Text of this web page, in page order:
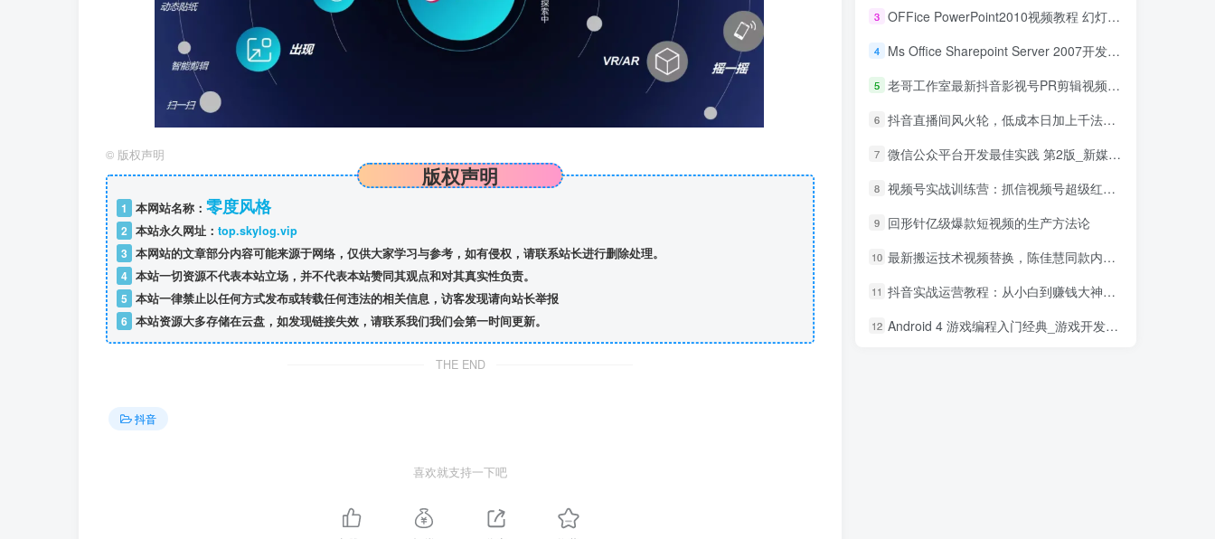
© 版权声明
版权声明
1 本网站名称： 零度风格
2 本站永久网址： top.skylog.vip
3 本网站的文章部分内容可能来源于网络，仅供大家学习与参考，如有侵权，请联系站长进行删除处理。
4 本站一切资源不代表本站立场，并不代表本站赞同其观点和对其真实性负责。
5 本站一律禁止以任何方式发布或转载任何违法的相关信息，访客发现请向站长举报
6 本站资源大多存储在云盘，如发现链接失效，请联系我们我们会第一时间更新。
THE END
抖音
喜欢就支持一下吧
3 OFFice PowerPoint2010视频教程 幻灯片制作教程_电脑办公教程
4 Ms Office Sharepoint Server 2007开发系列视频_电脑办公教程
5 老哥工作室最新抖音影视号PR剪辑视频讲解（附搬运模板+素材）
6 抖音直播间风火轮，低成本日加上千法，暴力微信引流技术
7 微信公众平台开发最佳实践 第2版_新媒体运营教程
8 视频号实战训练营：抓信视频号超级红利和流量打造爆款，疯狂出单暴力变现
9 回形针亿级爆款短视频的生产方法论
10 最新搬运技术视频替换，陈佳慧同款内录，轻松过搬运检测轻松上热门！
11 抖音实战运营教程：从小白到赚钱大神，斗音矩阵800W+经验，毫无保留分享
12 Android 4 游戏编程入门经典_游戏开发教程